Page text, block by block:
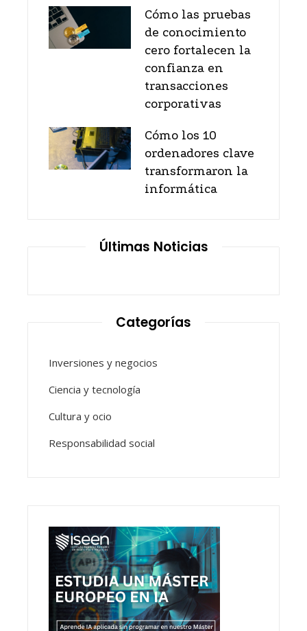
Cómo las pruebas
de conocimiento
cero fortalecen la
confianza en
transacciones
corporativas
Cómo los 10
ordenadores clave
transformaron la
informática
Últimas Noticias
Categorías
Inversiones y negocios
Ciencia y tecnología
Cultura y ocio
Responsabilidad social